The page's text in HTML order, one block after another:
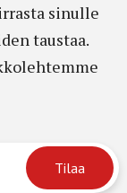
sinulle
taustaa.